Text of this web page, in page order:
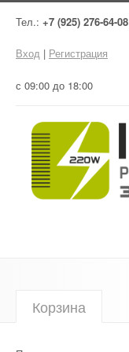
Тел.: +7 (925) 276-64-08
Вход | Регистрация
с 09:00 до 18:00
Оборудование
Корзина